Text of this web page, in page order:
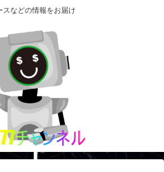
スなどの情報をお届け